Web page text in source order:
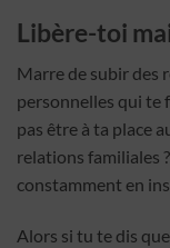
Libère-toi
Marre de subir des
personnelles qui te
pas être à ta place
relations familiales
constamment en
Alors si tu te dis